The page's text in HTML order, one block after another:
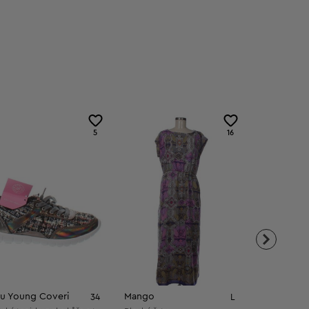
5
Young Coveri 34
16
Mango L